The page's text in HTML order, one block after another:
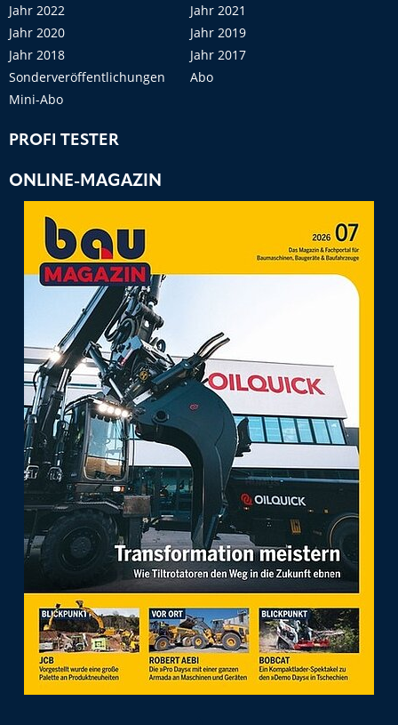
Jahr 2022
Jahr 2021
Jahr 2020
Jahr 2019
Jahr 2018
Jahr 2017
Sonderveröffentlichungen
Abo
Mini-Abo
PROFI TESTER
ONLINE-MAGAZIN